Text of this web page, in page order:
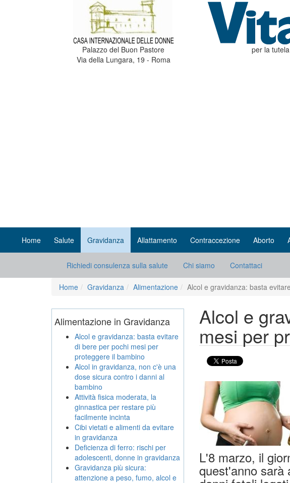
Palazzo del Buon Pastore
Via della Lungara, 19 - Roma
per la
Home Salute Gravidanza Allattamento Contraccezione Aborto
Richiedi consulenza sulla salute Chi siamo Contattaci
Home Gravidanza Alimentazione Alcol e gravidanza: basta
Alcol e
mesi per
L'8 marzo, il
quest'anno sarà
Alimentazione in Gravidanza
Alcol e gravidanza: basta evitare
di bere per pochi mesi per
proteggere il bambino
Alcol in gravidanza, non c'è una
dose sicura contro i danni al
bambino
Attività fisica moderata, la
ginnastica per restare più
facilmente incinta
Cibi vietati e alimenti da evitare
in gravidanza
Deficienza di ferro: rischi per
adolescenti, donne in gravidanza
Gravidanza più sicura:
attenzione a peso, fumo, alcol e